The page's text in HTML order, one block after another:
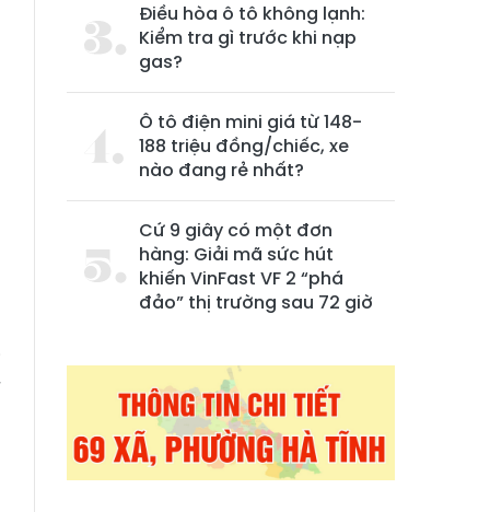
Điều hòa ô tô không lạnh:
Kiểm tra gì trước khi nạp
gas?
Ô tô điện mini giá từ 148-
188 triệu đồng/chiếc, xe
nào đang rẻ nhất?
Cứ 9 giây có một đơn
hàng: Giải mã sức hút
khiến VinFast VF 2 “phá
đảo” thị trường sau 72 giờ